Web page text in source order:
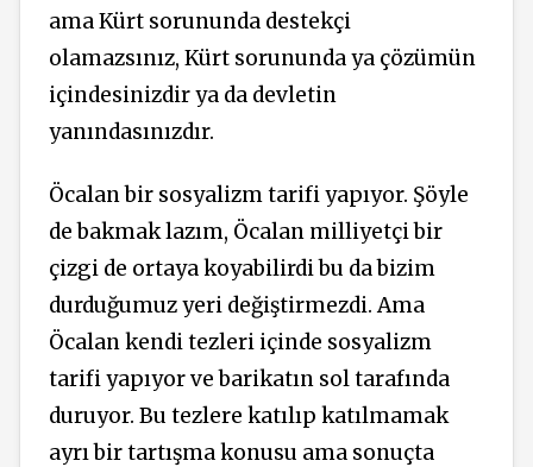
ama Kürt sorununda destekçi
olamazsınız, Kürt sorununda ya çözümün
içindesinizdir ya da devletin
yanındasınızdır.
Öcalan bir sosyalizm tarifi yapıyor. Şöyle
de bakmak lazım, Öcalan milliyetçi bir
çizgi de ortaya koyabilirdi bu da bizim
durduğumuz yeri değiştirmezdi. Ama
Öcalan kendi tezleri içinde sosyalizm
tarifi yapıyor ve barikatın sol tarafında
duruyor. Bu tezlere katılıp katılmamak
ayrı bir tartışma konusu ama sonuçta